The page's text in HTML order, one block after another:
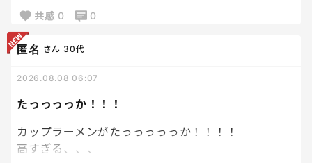
このまま座ってしまったら、そのまま横になってしま
って、そのまま目を瞑ってしまう。笑
そんな未来がしっかりと見えている😂
共感 0 0
たっっっっか！！！
匿名 さん 30代
2026.08.08 06:07
カップラーメンがたっっっっっか！！！！
高すぎる、、、